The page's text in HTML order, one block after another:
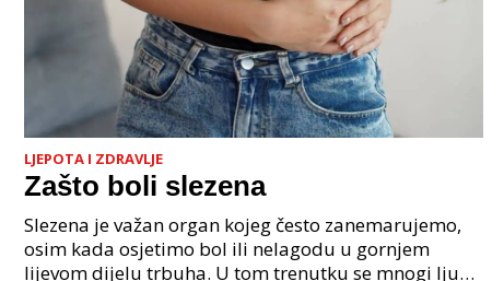
LJEPOTA I ZDRAVLJE
Zašto boli slezena
Slezena je važan organ kojeg često zanemarujemo,
osim kada osjetimo bol ili nelagodu u gornjem
lijevom dijelu trbuha. U tom trenutku se mnogi ljudi